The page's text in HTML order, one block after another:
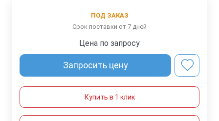
ПОД ЗАКАЗ
Срок поставки от 7 дней
Цена по запросу
Запросить цену
Купить в 1 клик